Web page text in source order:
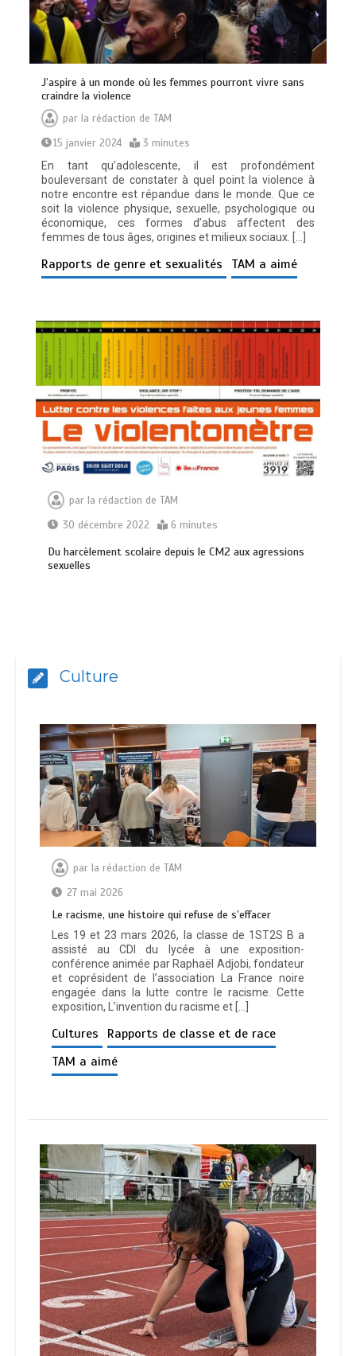
J’aspire à un monde où les femmes pourront vivre sans
craindre la violence
par la rédaction de TAM
15 janvier 2024
3 minutes
En tant qu’adolescente, il est profondément
bouleversant de constater à quel point la violence à
notre encontre est répandue dans le monde. Que ce
soit la violence physique, sexuelle, psychologique ou
économique, ces formes d’abus affectent des
femmes de tous âges, origines et milieux sociaux. […]
Rapports de genre et sexualités TAM a aimé
parla rédaction de TAM
30 décembre 2022
6 minutes
Du harcèlement scolaire depuis le CM2 aux agressions
sexuelles
Culture
par la rédaction de TAM
27 mai 2026
Le racisme, une histoire qui refuse de s’effacer
Les 19 et 23 mars 2026, la classe de 1ST2S B a
assisté au CDI du lycée à une exposition-
conférence animée par Raphaël Adjobi, fondateur
et coprésident de l’association La France noire
engagée dans la lutte contre le racisme. Cette
exposition, L’invention du racisme et […]
Cultures
Rapports de classe et de race
TAM a aimé